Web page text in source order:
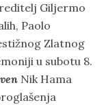
Giljermo
Paolo
Zlatnog
u subotu 8.
Nik Hama